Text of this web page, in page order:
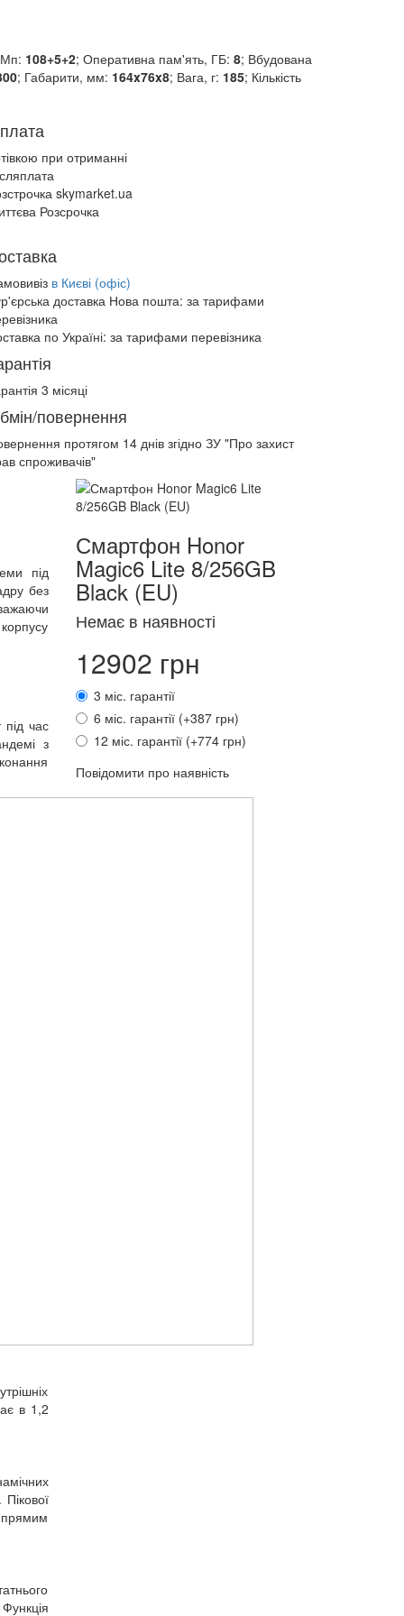
108+5+2; Оперативна пам'ять, ГБ: 8; Вбудована
; Габарити, мм: 164x76x8; Вага, г: 185; Кількість
при отриманні
skymarket.ua
Розсрочка
в Києві (офіс)
доставка Нова пошта: за тарифами
по Україні: за тарифами перевізника
3 місяці
повернення
протягом 14 днів згідно ЗУ "Про захист
спроживачів"
під
без
час
з
в 1,2
Смартфон Honor
Magic6 Lite 8/256GB
Black (EU)
Немає в наявності
12902 грн
3 міс. гарантії
6 міс. гарантії (+387 грн)
12 міс. гарантії (+774 грн)
Повідомити про наявність